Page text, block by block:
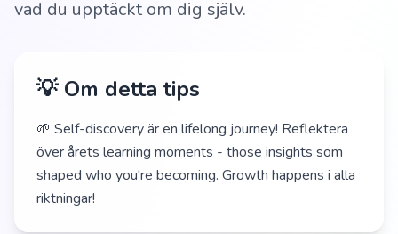
vad du upptäckt om dig själv.
💡 Om detta tips
🌱 Self-discovery är en lifelong journey! Reflektera
över årets learning moments - those insights som
shaped who you're becoming. Growth happens i alla
riktningar!